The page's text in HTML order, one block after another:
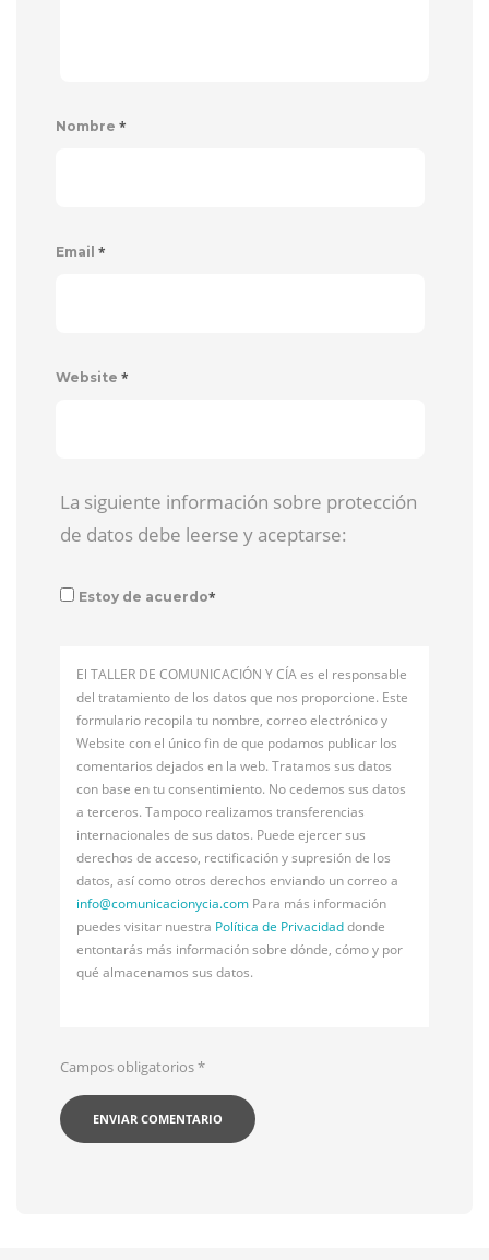
Nombre *
Email *
Website *
La siguiente información sobre protección
de datos debe leerse y aceptarse:
Estoy de acuerdo*
El TALLER DE COMUNICACIÓN Y CÍA es el responsable
del tratamiento de los datos que nos proporcione. Este
formulario recopila tu nombre, correo electrónico y
Website con el único fin de que podamos publicar los
comentarios dejados en la web. Tratamos sus datos
con base en tu consentimiento. No cedemos sus datos
a terceros. Tampoco realizamos transferencias
internacionales de sus datos. Puede ejercer sus
derechos de acceso, rectificación y supresión de los
datos, así como otros derechos enviando un correo a
info@comunicacionycia.com Para más información
puedes visitar nuestra Política de Privacidaddonde
entontarás más información sobre dónde, cómo y por
qué almacenamos sus datos.
Campos obligatorios*